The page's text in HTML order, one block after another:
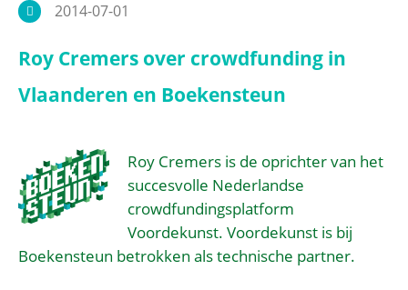
2014-07-01
Roy Cremers over crowdfunding in
Vlaanderen en Boekensteun
Roy Cremers is de oprichter van het
succesvolle Nederlandse
crowdfundingsplatform
Voordekunst. Voordekunst is bij
Boekensteun betrokken als technische partner.